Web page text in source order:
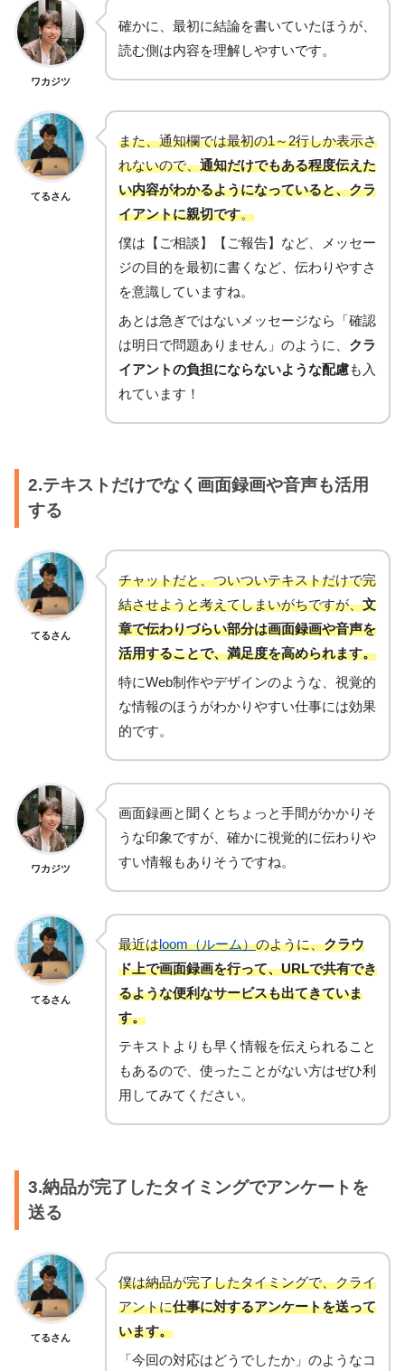
ワカジツ
確かに、最初に結論を書いていたほうが、
読む側は内容を理解しやすいです。
てるさん
また、通知欄では最初の1～2行しか表示さ
れないので、通知だけでもある程度伝えた
い内容がわかるようになっていると、クラ
イアントに親切です。
僕は【ご相談】【ご報告】など、メッセー
ジの目的を最初に書くなど、伝わりやすさ
を意識していますね。
あとは急ぎではないメッセージなら「確認
は明日で問題ありません」のように、 クラ
イアントの負担にならないような配慮も入
れています！
2.テキストだけでなく画面録画や音声も活用
する
てるさん
チャットだと、ついついテキストだけで完
結させようと考えてしまいがちですが、文
章で伝わりづらい部分は画面録画や音声を
活用することで、満足度を高められます。
特にWeb制作やデザインのような、視覚的
な情報のほうがわかりやすい仕事には効果
的です。
ワカジツ
画面録画と聞くとちょっと手間がかかりそ
うな印象ですが、確かに視覚的に伝わりや
すい情報もありそうですね。
てるさん
最近はloom（ルーム）のように、クラウ
ド上で画面録画を行って、URLで共有でき
るような便利なサービスも出てきていま
す。
テキストよりも早く情報を伝えられること
もあるので、使ったことがない方はぜひ利
用してみてください。
3.納品が完了したタイミングでアンケートを
送る
てるさん
僕は納品が完了したタイミングで、クライ
アントに仕事に対するアンケートを送って
います。
「今回の対応はどうでしたか」のようなコ